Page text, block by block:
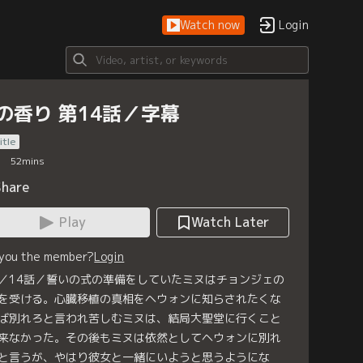
Watch now Login
香り 第14話／字幕
52mins
Play
Watch Later
the member?Login
14話／誓いの式の準備をしていたミヌはチョンジェの
受ける。心臓移植の真相をヘウォンに知らされたくな
別れろと言われ苦しむミヌは、結局大聖堂に行くこと
なかった。その後もミヌは依然としてヘウォンに別れ
言うが、やはり彼女と一緒にいようと思うようにな